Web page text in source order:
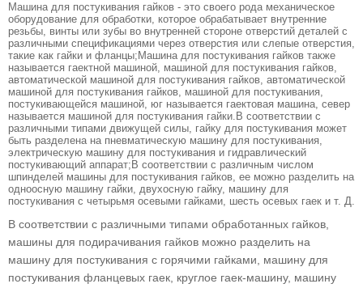
Машина для постукивания гайков - это своего рода механическое
оборудование для обработки, которое обрабатывает внутренние
резьбы, винты или зубы во внутренней стороне отверстий деталей с
различными спецификациями через отверстия или слепые отверстия,
такие как гайки и фланцы;Машина для постукивания гайков также
называется гаектной машиной, машиной для постукивания гайков,
автоматической машиной для постукивания гайков, автоматической
машиной для постукивания гайков, машиной для постукивания,
постукивающейся машиной, юг называется гаектовая машина, север
называется машиной для постукивания гайки.В соответствии с
различными типами движущей силы, гайку для постукивания может
быть разделена на пневматическую машину для постукивания,
электрическую машину для постукивания и гидравлический
постукивающий аппарат;В соответствии с различным числом
шпинделей машины для постукивания гайков, ее можно разделить на
одноосную машину гайки, двухосную гайку, машину для
постукивания с четырьмя осевыми гайками, шесть осевых гаек и т. Д.
В соответствии с различными типами обработанных гайков,
машины для подирачивания гайков можно разделить на
машину для постукивания с горячими гайками, машину для
постукивания фланцевых гаек, круглое гаек-машину, машину